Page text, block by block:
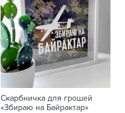
Скарбничка для грошей
«Збираю на Байрактар»